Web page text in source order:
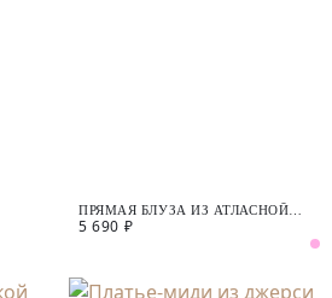
ПРЯМАЯ БЛУЗА ИЗ АТЛАСНОЙ
ТКАНИ
5 690 ₽